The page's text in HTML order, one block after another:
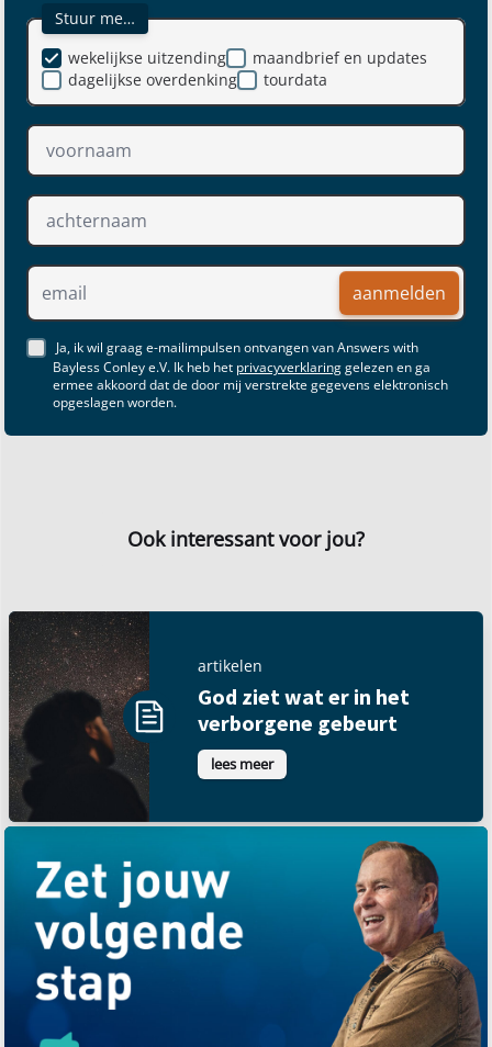
Stuur me…
maandbrief en updates
dagelijkse overdenking
wekelijkse uitzending
tourdata
aanmelden
Ja, ik wil graag e-mailimpulsen ontvangen van Answers with
Bayless Conley e.V. Ik heb het privacyverklaringgelezen en ga
ermee akkoord dat de door mij verstrekte gegevens elektronisch
opgeslagen worden.
Ook interessant voor jou?
artikelen
God ziet wat er in het
verborgene gebeurt
lees meer